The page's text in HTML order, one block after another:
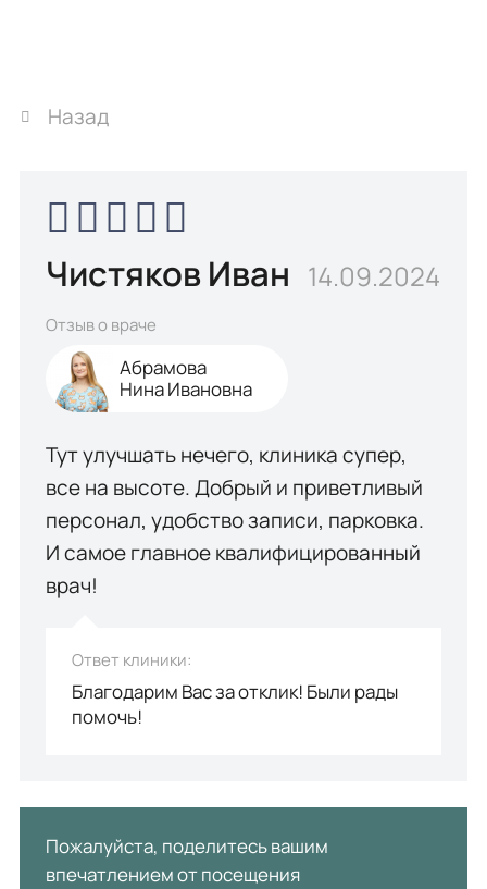
Назад
Чистяков Иван 14.09.2024
Отзыв о враче
Абрамова
Нина Ивановна
Тут улучшать нечего, клиника супер,
все на высоте. Добрый и приветливый
персонал, удобство записи, парковка.
И самое главное квалифицированный
врач!
Ответ клиники:
Благодарим Вас за отклик! Были рады
помочь!
Пожалуйста, поделитесь вашим
впечатлением от посещения